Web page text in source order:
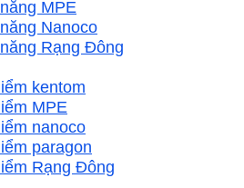
MPE
Nanoco
Rạng Đông
kentom
MPE
nanoco
paragon
Rạng Đông